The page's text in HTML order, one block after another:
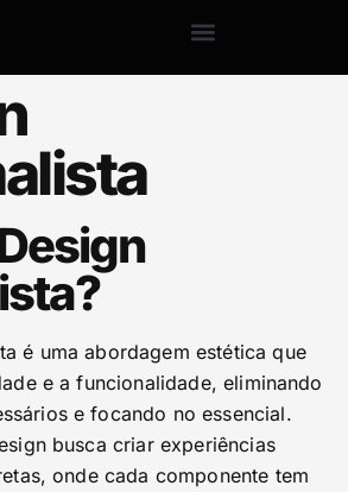
é uma abordagem estética que
e a funcionalidade, eliminando
e focando no essencial.
busca criar experiências
onde cada componente tem